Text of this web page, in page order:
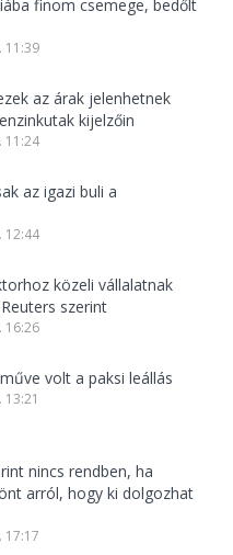
finom csemege, bedőlt
11:39
az árak jelenhetnek
kijelzőin
11:24
az igazi buli a
12:44
közeli vállalatnak
szerint
16:26
volt a paksi leállás
nincs rendben, ha
arról, hogy ki dolgozhat
17:17